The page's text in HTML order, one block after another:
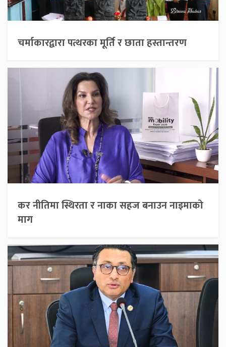
चर्माकारद्वारा पत्थरका मूर्ति र छाता हस्तान्तरण
कर नीतिमा स्थिरता र नाका सहज बनाउन नाइमाको
माग